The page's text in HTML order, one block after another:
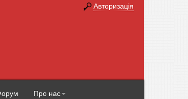
Авторизація
Про нас